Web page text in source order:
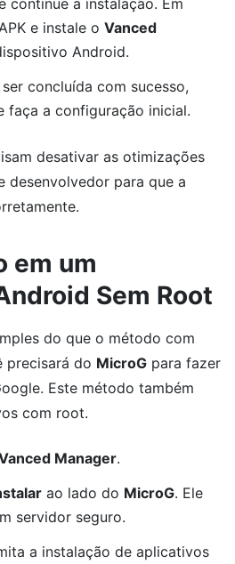
e instale o Vanced
Android.
concluída com sucesso,
faça a configuração inicial.
desativar as otimizações
desenvolvedor para que a
em um
Sem Root
do que o método com
precisará do MicroG para fazer
Este método também
com root.
Manager.
ao lado do MicroG. Ele
servidor seguro.
a instalação de aplicativos